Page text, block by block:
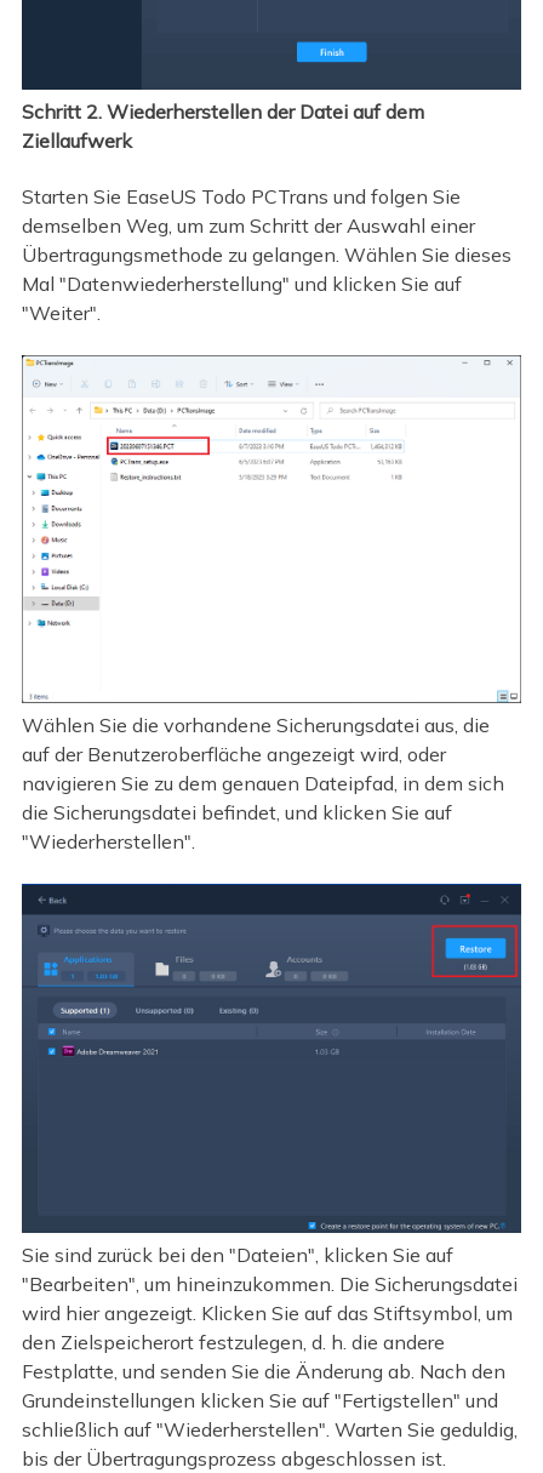
Schritt 2. Wiederherstellen der Datei auf dem
Ziellaufwerk
Starten Sie EaseUS Todo PCTrans und folgen Sie
demselben Weg, um zum Schritt der Auswahl einer
Übertragungsmethode zu gelangen. Wählen Sie dieses
Mal "Datenwiederherstellung" und klicken Sie auf
"Weiter".
Wählen Sie die vorhandene Sicherungsdatei aus, die
auf der Benutzeroberfläche angezeigt wird, oder
navigieren Sie zu dem genauen Dateipfad, in dem sich
die Sicherungsdatei befindet, und klicken Sie auf
"Wiederherstellen".
Sie sind zurück bei den "Dateien", klicken Sie auf
"Bearbeiten", um hineinzukommen. Die Sicherungsdatei
wird hier angezeigt. Klicken Sie auf das Stiftsymbol, um
den Zielspeicherort festzulegen, d. h. die andere
Festplatte, und senden Sie die Änderung ab. Nach den
Grundeinstellungen klicken Sie auf "Fertigstellen" und
schließlich auf "Wiederherstellen". Warten Sie geduldig,
bis der Übertragungsprozess abgeschlossen ist.